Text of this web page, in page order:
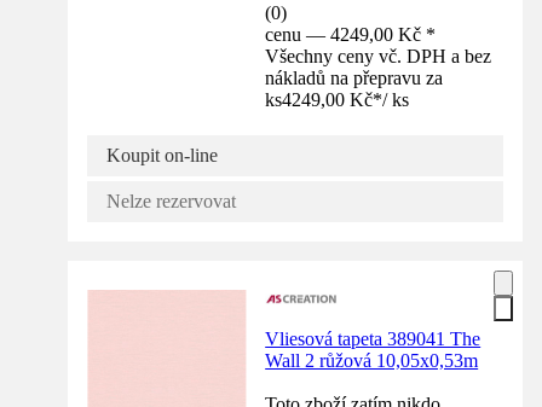
(0)
cenu — 4249,00 Kč *
Všechny ceny vč. DPH a bez
nákladů na přepravu za
ks4249,00 Kč*/ ks
Koupit on-line
Nelze rezervovat
Vliesová tapeta 389041 The
Wall 2 růžová 10,05x0,53m